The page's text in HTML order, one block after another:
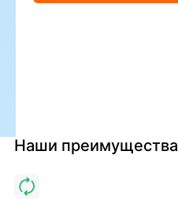
Наши преимущества